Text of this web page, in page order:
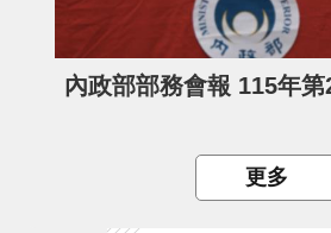
更多